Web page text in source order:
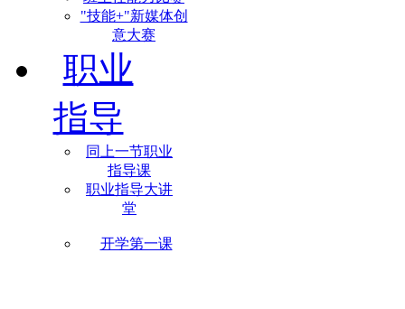
"技能+"新媒体创
意大赛
职业
指导
同上一节职业
指导课
职业指导大讲
堂
开学第一课